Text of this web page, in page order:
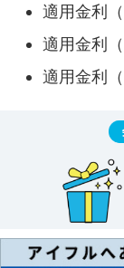
適用金利
適用金利
適用金利